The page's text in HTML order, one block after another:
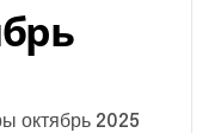
октябрь 2025